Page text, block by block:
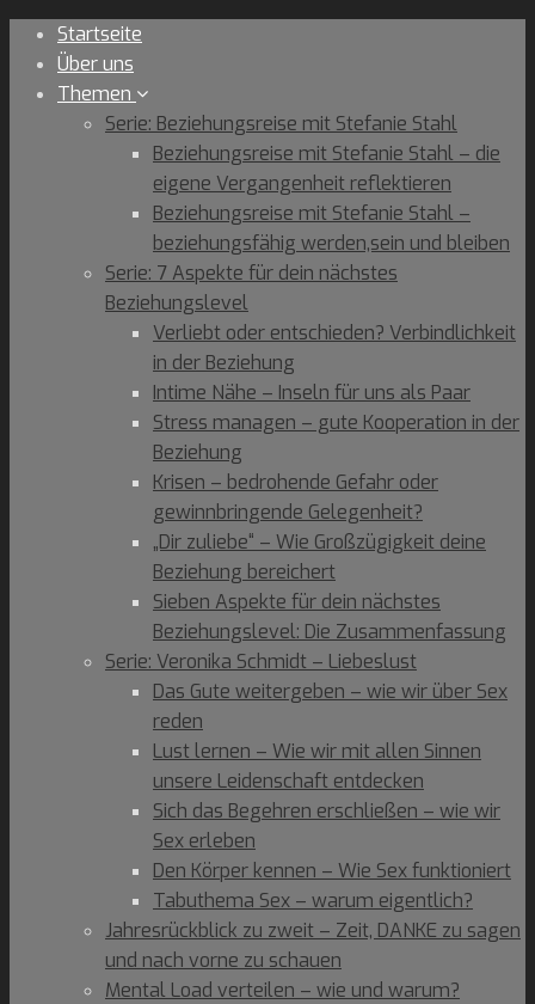
Skip
content
Startseite
Über uns
Themen
Serie: Beziehungsreise mit Stefanie Stahl
Beziehungsreise mit Stefanie Stahl – die
eigene Vergangenheit reflektieren
Beziehungsreise mit Stefanie Stahl –
beziehungsfähig werden,sein und bleiben
Serie: 7 Aspekte für dein nächstes
Beziehungslevel
Verliebt oder entschieden? Verbindlichkeit
in der Beziehung
Intime Nähe – Inseln für uns als Paar
Stress managen – gute Kooperation in der
Beziehung
Krisen – bedrohende Gefahr oder
gewinnbringende Gelegenheit?
„Dir zuliebe“ – Wie Großzügigkeit deine
Beziehung bereichert
Sieben Aspekte für dein nächstes
Beziehungslevel: Die Zusammenfassung
Serie: Veronika Schmidt – Liebeslust
Das Gute weitergeben – wie wir über Sex
reden
Lust lernen – Wie wir mit allen Sinnen
unsere Leidenschaft entdecken
Sich das Begehren erschließen – wie wir
Sex erleben
Den Körper kennen – Wie Sex funktioniert
Tabuthema Sex – warum eigentlich?
Jahresrückblick zu zweit – Zeit, DANKE zu sagen
und nach vorne zu schauen
Mental Load verteilen – wie und warum?